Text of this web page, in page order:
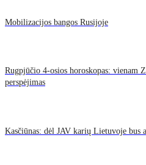
Mobilizacijos bangos Rusijoje
Rugpjūčio 4-osios horoskopas: vienam
perspėjimas
Kasčiūnas: dėl JAV karių Lietuvoje bus